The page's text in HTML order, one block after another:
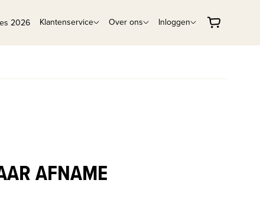
2026 Klantenservice Over ons Inloggen
AFNAME